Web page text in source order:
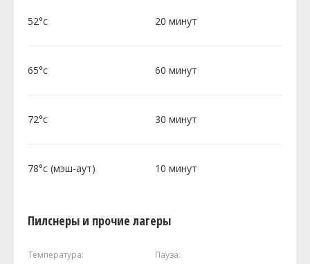
52°c 20 минут
65°c 60 минут
72°c 30 минут
78°c (мэш-аут) 10 минут
Пилснеры и прочие лагеры
Температура: Пауза: